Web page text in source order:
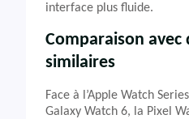
interface plus fluide.
Comparaison
similaires
Face à l’Apple Watch
Galaxy Watch 6, la Pixel